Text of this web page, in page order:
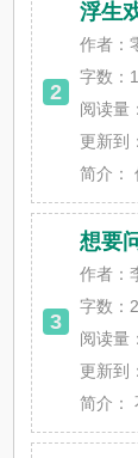
2
浮生
作者：
字数：
阅读量
更新到
简介：
3
想要
作者：
字数：
阅读量
更新到
简介：